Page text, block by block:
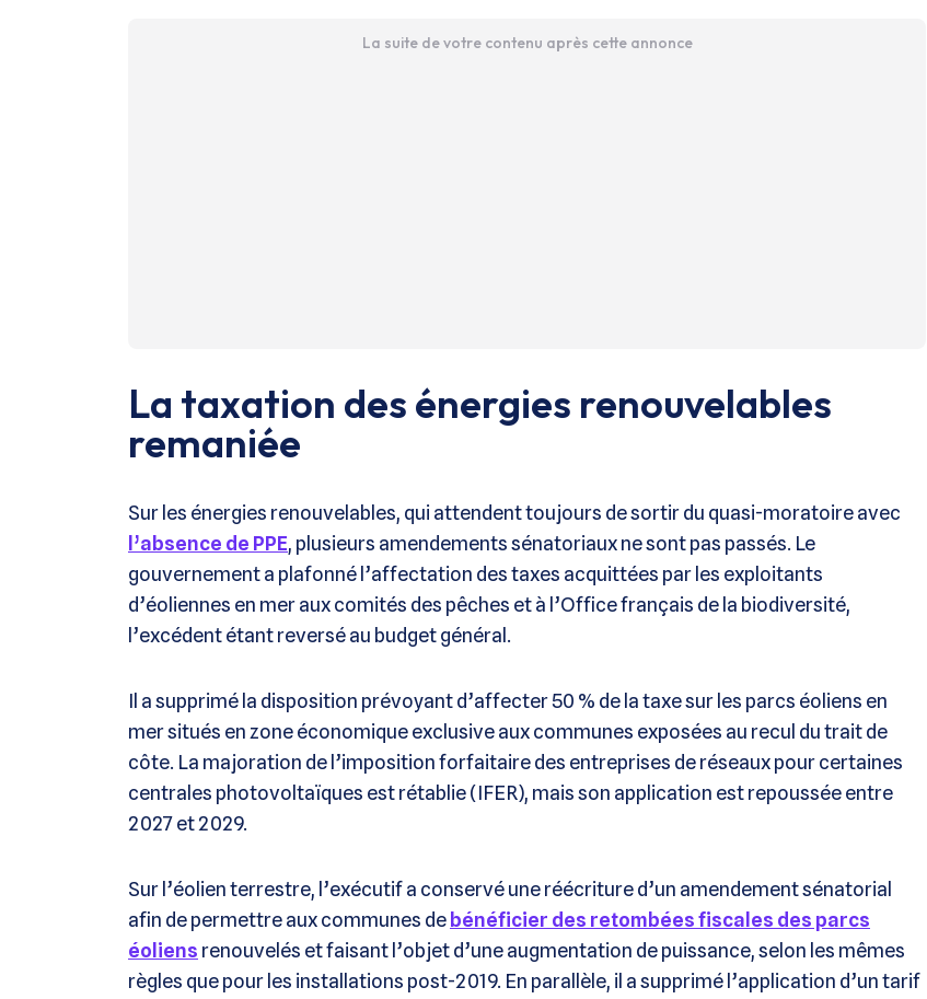
La suite de votre contenu après cette annonce
La taxation des énergies renouvelables
remaniée
Sur les énergies renouvelables, qui attendent toujours de sortir du quasi-moratoire avec
l’absence de PPE, plusieurs amendements sénatoriaux ne sont pas passés. Le
gouvernement a plafonné l’affectation des taxes acquittées par les exploitants
d’éoliennes en mer aux comités des pêches et à l’Office français de la biodiversité,
l’excédent étant reversé au budget général.
Il a supprimé la disposition prévoyant d’affecter 50 % de la taxe sur les parcs éoliens en
mer situés en zone économique exclusive aux communes exposées au recul du trait de
côte. La majoration de l’imposition forfaitaire des entreprises de réseaux pour certaines
centrales photovoltaïques est rétablie (IFER), mais son application est repoussée entre
2027 et 2029.
Sur l’éolien terrestre, l’exécutif a conservé une réécriture d’un amendement sénatorial
afin de permettre aux communes de bénéficier des retombées fiscales des parcs
éoliens renouvelés et faisant l’objet d’une augmentation de puissance, selon les mêmes
règles que pour les installations post-2019. En parallèle, il a supprimé l’application d’un tarif